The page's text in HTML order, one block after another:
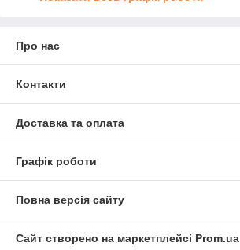
Про нас
Контакти
Доставка та оплата
Графік роботи
Повна версія сайту
Сайт створено на маркетплейсі Prom.ua